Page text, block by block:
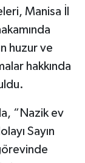
Manisa İl
huzur ve
hakkında
“Nazik ev
Sayın